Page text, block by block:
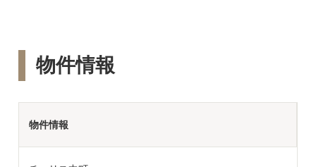
物件情報
物件情報